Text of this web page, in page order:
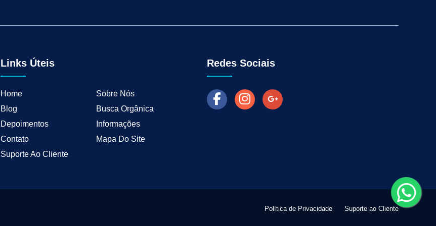
Marketing de Busca Industrial Marketing Industrial B2B Marketing para Empresas
Como Fazer Industria Vender Mais
Links Úteis
Home
Sobre Nós
Blog
Busca Orgânica
Depoimentos
Informações
Contato
Mapa Do Site
Suporte Ao Cliente
Redes Sociais
Política de Privacidade Suporte ao Cliente